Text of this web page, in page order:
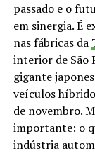
passado e o
em sinergia. É
nas fábricas da
interior de São
gigante
veículos
de novembro.
importante: o
indústria